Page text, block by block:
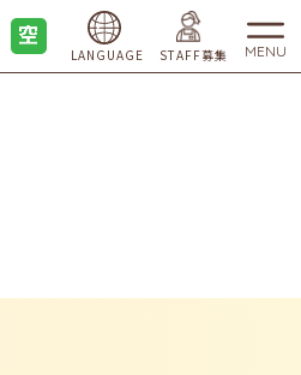
LANGUAGE STAFF募集 MENU